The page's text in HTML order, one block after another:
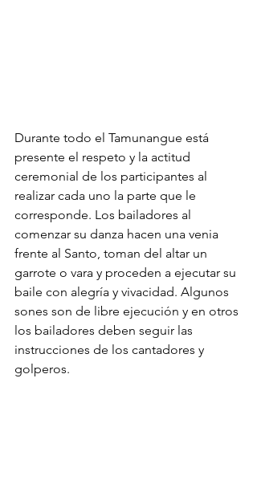
Durante todo el Tamunangue está
presente el respeto y la actitud
ceremonial de los participantes al
realizar cada uno la parte que le
corresponde. Los bailadores al
comenzar su danza hacen una venia
frente al Santo, toman del altar un
garrote o vara y proceden a ejecutar su
baile con alegría y vivacidad. Algunos
sones son de libre ejecución y en otros
los bailadores deben seguir las
instrucciones de los cantadores y
golperos.